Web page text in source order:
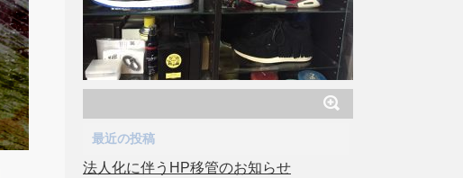
最近の投稿
法人化に伴うHP移管のお知らせ